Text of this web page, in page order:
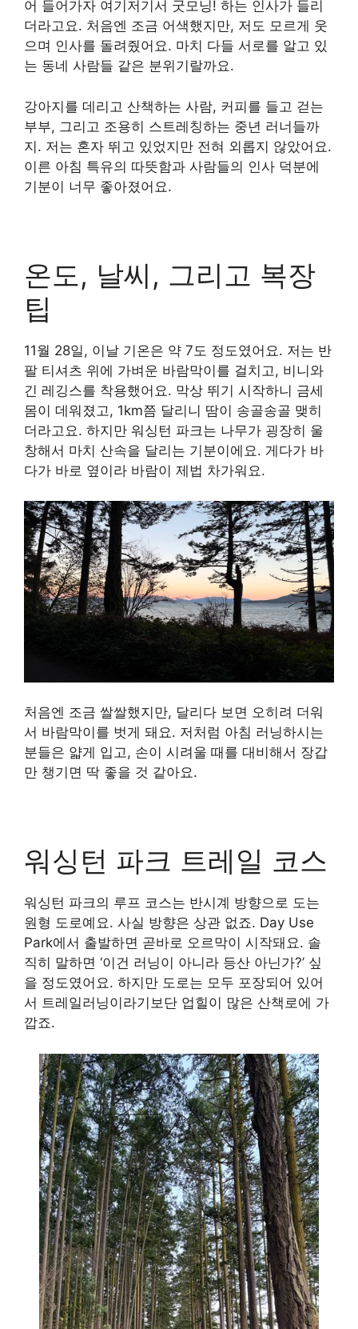
어 들어가자 여기저기서 굿모닝! 하는 인사가 들리
더라고요. 처음엔 조금 어색했지만, 저도 모르게 웃
으며 인사를 돌려줬어요. 마치 다들 서로를 알고 있
는 동네 사람들 같은 분위기랄까요.
강아지를 데리고 산책하는 사람, 커피를 들고 걷는
부부, 그리고 조용히 스트레칭하는 중년 러너들까
지. 저는 혼자 뛰고 있었지만 전혀 외롭지 않았어요.
이른 아침 특유의 따뜻함과 사람들의 인사 덕분에
기분이 너무 좋아졌어요.
온도, 날씨, 그리고 복장
팁
11월 28일, 이날 기온은 약 7도 정도였어요. 저는 반
팔 티셔츠 위에 가벼운 바람막이를 걸치고, 비니와
긴 레깅스를 착용했어요. 막상 뛰기 시작하니 금세
몸이 데워졌고, 1km쯤 달리니 땀이 송골송골 맺히
더라고요. 하지만 워싱턴 파크는 나무가 굉장히 울
창해서 마치 산속을 달리는 기분이에요. 게다가 바
다가 바로 옆이라 바람이 제법 차가워요.
처음엔 조금 쌀쌀했지만, 달리다 보면 오히려 더워
서 바람막이를 벗게 돼요. 저처럼 아침 러닝하시는
분들은 얇게 입고, 손이 시려울 때를 대비해서 장갑
만 챙기면 딱 좋을 것 같아요.
워싱턴 파크 트레일 코스
워싱턴 파크의 루프 코스는 반시계 방향으로 도는
원형 도로예요. 사실 방향은 상관 없죠. Day Use
Park에서 출발하면 곧바로 오르막이 시작돼요. 솔
직히 말하면 ‘이건 러닝이 아니라 등산 아닌가?’ 싶
을 정도였어요. 하지만 도로는 모두 포장되어 있어
서 트레일러닝이라기보단 업힐이 많은 산책로에 가
깝죠.